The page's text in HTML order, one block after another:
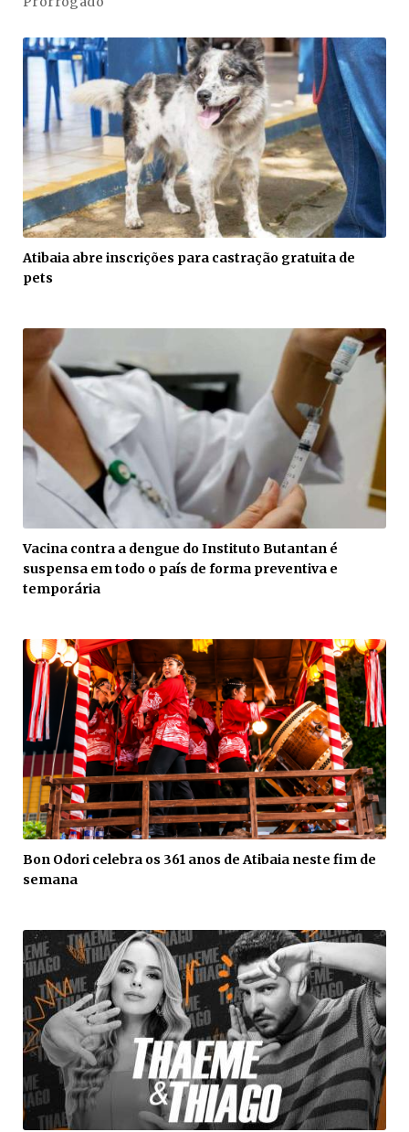
Atibaia abre inscrições para castração gratuita de
pets
Vacina contra a dengue do Instituto Butantan é
suspensa em todo o país de forma preventiva e
temporária
Bon Odori celebra os 361 anos de Atibaia neste fim de
semana